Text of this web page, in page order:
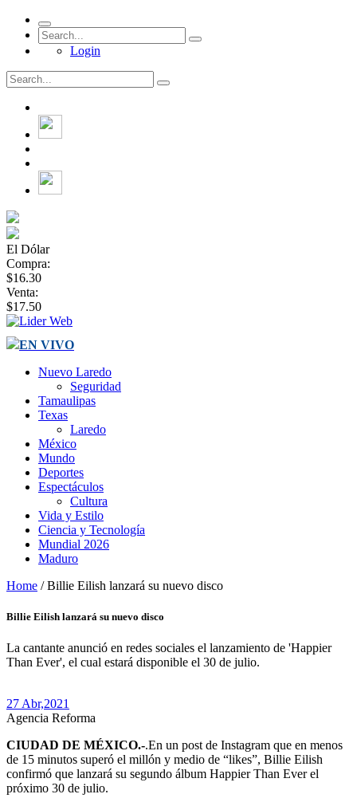
Login
El Dólar
Compra:
$16.30
Venta:
$17.50
EN VIVO
Nuevo Laredo
Seguridad
Tamaulipas
Texas
Laredo
México
Mundo
Deportes
Espectáculos
Cultura
Vida y Estilo
Ciencia y Tecnología
Mundial 2026
Maduro
Home / Billie Eilish lanzará su nuevo disco
Billie Eilish lanzará su nuevo disco
La cantante anunció en redes sociales el lanzamiento de 'Happier
Than Ever', el cual estará disponible el 30 de julio.
27 Abr,2021
Agencia Reforma
CIUDAD DE MÉXICO.-.En un post de Instagram que en menos
de 15 minutos superó el millón y medio de “likes”, Billie Eilish
confirmó que lanzará su segundo álbum Happier Than Ever el
próximo 30 de julio.